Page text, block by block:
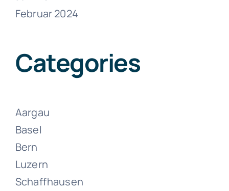
Februar 2024
Categories
Aargau
Basel
Bern
Luzern
Schaffhausen